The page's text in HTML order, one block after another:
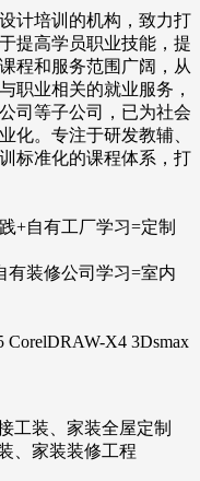
计培训的机构，致力打
提高学员职业技能，提
程和服务范围广阔，从
职业相关的就业服务，
司等子公司，已为社会
化。专注于研发教辅、
标准化的课程体系，打
+自有工厂学习=定制
有装修公司学习=室内
CorelDRAW-X4 3Dsmax
工装、家装全屋定制
、家装装修工程